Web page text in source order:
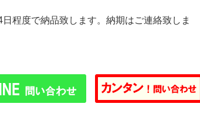
程度で納品致します。納期はご連絡致しま